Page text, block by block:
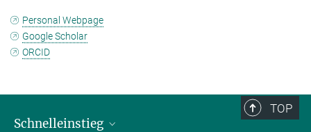
Personal Webpage
Google Scholar
ORCID
TOP
Schnelleinstieg